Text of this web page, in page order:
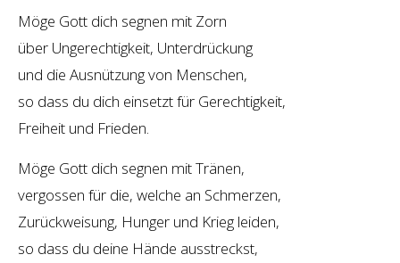
Möge Gott dich segnen mit Zorn
über Ungerechtigkeit, Unterdrückung
und die Ausnützung von Menschen,
so dass du dich einsetzt für Gerechtigkeit,
Freiheit und Frieden.
Möge Gott dich segnen mit Tränen,
vergossen für die, welche an Schmerzen,
Zurückweisung, Hunger und Krieg leiden,
so dass du deine Hände ausstreckst,